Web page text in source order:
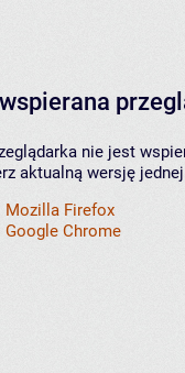
nie jest
aktualną wersję
Mozilla Firefox
Google Chrome